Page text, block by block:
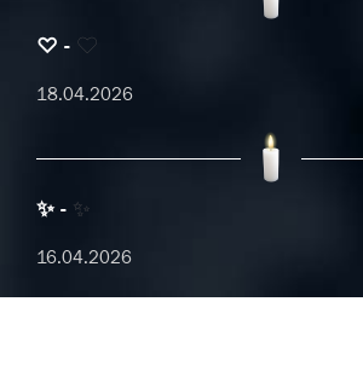
♡ ♡
18.04.2026
✨ ✨
16.04.2026